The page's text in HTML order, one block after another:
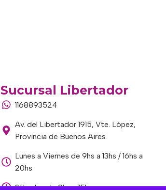
Sucursal Libertador
1168893524
Av. del Libertador 1915, Vte. López,
Provincia de Buenos Aires
Lunes a Viernes de 9hs a 13hs / 16hs a
20hs
Sábados de 9hs a 15hs